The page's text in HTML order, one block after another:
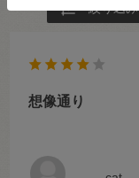
絞り込み
想像通り